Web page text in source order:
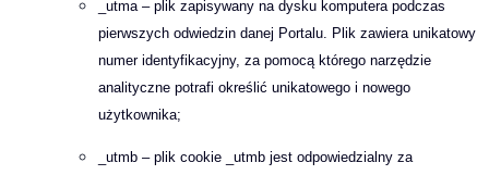
_utma – plik zapisywany na dysku komputera podczas
pierwszych odwiedzin danej Portalu. Plik zawiera unikatowy
numer identyfikacyjny, za pomocą którego narzędzie
analityczne potrafi określić unikatowego i nowego
użytkownika;
_utmb – plik cookie _utmb jest odpowiedzialny za